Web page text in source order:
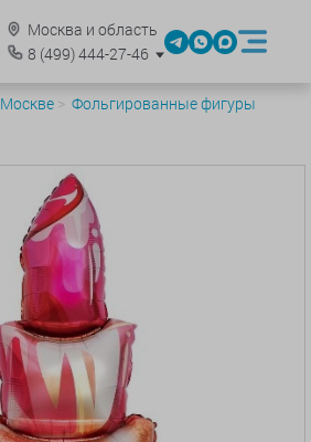
Москва и область
8 (499)444-27-46
Фольгированные фигуры